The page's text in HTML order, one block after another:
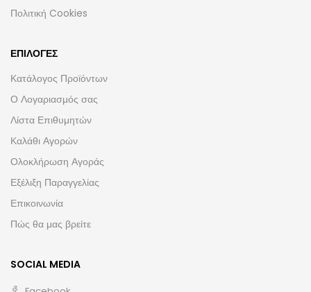
Πολιτική Cookies
ΕΠΙΛΟΓΈΣ
Κατάλογος Προϊόντων
Ο Λογαριασμός σας
Λίστα Επιθυμητών
Καλάθι Αγορών
Ολοκλήρωση Αγοράς
Εξέλιξη Παραγγελίας
Επικοινωνία
Πώς θα μας βρείτε
SOCIAL MEDIA